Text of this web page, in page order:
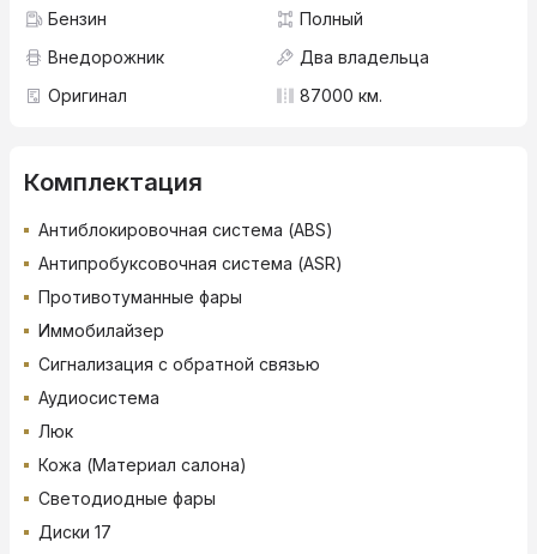
Бензин
Полный
Внедорожник
Два владельца
Оригинал
87000 км.
Комплектация
Антиблокировочная система (ABS)
Антипробуксовочная система (ASR)
Противотуманные фары
Иммобилайзер
Сигнализация с обратной связью
Аудиосистема
Люк
Кожа (Материал салона)
Светодиодные фары
Диски 17